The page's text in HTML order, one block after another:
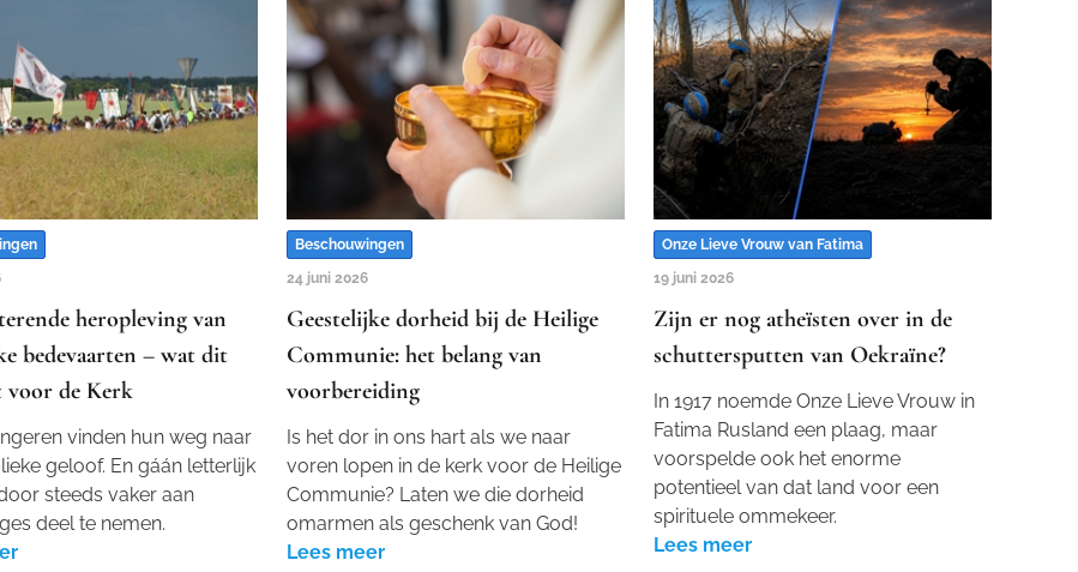
heropleving van
bedevaarten – wat dit
voor de Kerk
vinden hun weg naar
geloof. En gáán letterlijk
steeds vaker aan
deel te nemen.
Beschouwingen
24 juni 2026
Geestelijke dorheid bij de Heilige
Communie: het belang van
voorbereiding
Is het dor in ons hart als we naar
voren lopen in de kerk voor de Heilige
Communie? Laten we die dorheid
omarmen als geschenk van God!
Lees meer
Onze Lieve Vrouw van Fatima
19 juni 2026
Zijn er nog atheïsten over in de
schuttersputten van Oekraïne?
In 1917 noemde Onze Lieve Vrouw in
Fatima Rusland een plaag, maar
voorspelde ook het enorme
potentieel van dat land voor een
spirituele ommekeer.
Lees meer